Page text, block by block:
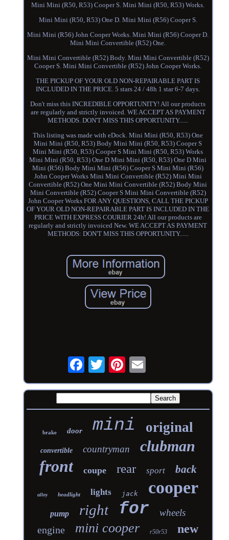
Mini Mini (R50, R53) Cooper S. Mini Mini (R50, R53) Works.
Mini Mini (R50, R53) One D. Mini Mini (R56) Cooper S.
Mini Mini (R56) John Cooper Works. Mini Mini (R56) Cooper D.
Mini Mini Convertible (R52) One.
Mini Mini Convertible (R52) Body. Mini Mini Convertible (R52)
Cooper S. Mini Mini Convertible (R52) John Cooper Works.
THE PICKUP OF YOUR OLD NON-REPAIRABLE PART IS
INCLUDED IN THE PRICE. 5 stars 24 / 48h 1 star 6-7 days.
Don't miss this INCREDIBLE OPPORTUNITY! All our products
are regularly and strictly invoiced. WE ACCEPT AS PAYMENT
METHODS. DON'T MISS THIS OPPORTUNITY......
This listing was made with eDock. Mini Mini (R50, R53) One
Mini Mini (R50, R53) Body Mini Mini (R50, R53) Cooper S
Mini Mini (R50, R53) Cooper S Mini Mini (R50, R53) Works
Mini Mini (R50, R53) One D Mini Mini (R50, R53) One D Mini
Mini (R56) Body Mini Mini (R56) Cooper S Mini Mini (R56)
John Cooper Works Mini Mini Convertible (R52) Mini Mini
Convertible (R52) One Mini Mini Convertible (R52) Body Mini
Mini Convertible (R52) Cooper S Mini Mini Convertible (R52)
John Cooper Works FOR ANY QUESTIONS, CALL THE PICKUP
OF YOUR OLD NON-REPAIRABLE PART IS INCLUDED IN THE
PRICE WITH EXPRESS COURIER 24h! All our products are
regularly and strictly invoiced New. WE ACCEPT AS PAYMENT
METHODS: DON'T MISS THIS OPPORTUNITY......
brake door mini original
convertible countryman clubman
front coupe rear sport back
alloy headlight lights jack cooper
pump right for wheels
engine mini cooper r50r53 new